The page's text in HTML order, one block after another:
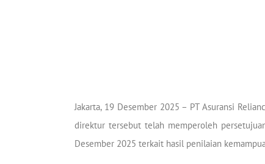
Jakarta, 19 Desember 2025 – PT Asuransi
direktur tersebut telah memperoleh
Desember 2025 terkait hasil penilaian